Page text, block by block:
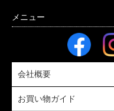
会社概要
お買い物ガイド